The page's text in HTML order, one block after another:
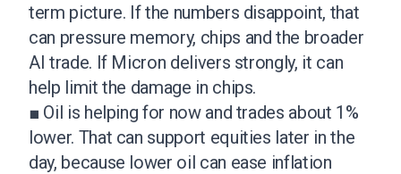
term picture. If the numbers disappoint, that
can pressure memory, chips and the broader
AI trade. If Micron delivers strongly, it can
help limit the damage in chips.
■ Oil is helping for now and trades about 1%
lower. That can support equities later in the
day, because lower oil can ease inflation